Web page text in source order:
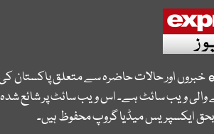
خبروں اور حالات حاضرہ سے متعلق پاکستان
ویب سائٹ ہے۔ اس ویب سائٹ پر شائع شدہ
ایکسپریس میڈیا گروپ محفوظ ہیں۔